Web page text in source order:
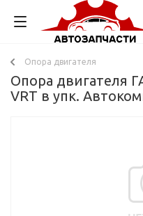
Опора двигателя
Опора двигателя
VRT в упк.